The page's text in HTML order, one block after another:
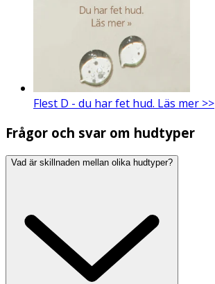
Flest D - du har fet hud. Läs mer >>
Frågor och svar om hudtyper
Vad är skillnaden mellan olika hudtyper?